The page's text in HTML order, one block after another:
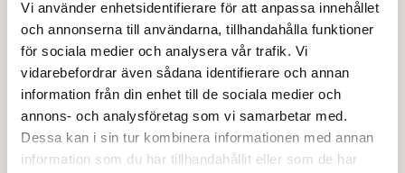
Vi använder enhetsidentifierare för att anpassa innehållet
och annonserna till användarna, tillhandahålla funktioner
för sociala medier och analysera vår trafik. Vi
vidarebefordrar även sådana identifierare och annan
information från din enhet till de sociala medier och
annons- och analysföretag som vi samarbetar med.
Dessa kan i sin tur kombinera informationen med annan
information som du har tillhandahållit eller som de har
Poddtips för hästälskare –
perfekt sällskap i hängmattan i
sommar
Oavsett om du kopplar av i hängmattan, kör en lång
biltur eller pysslar i stallet är en bra podd det
perfekta sällskapet. Här har vi samlat några tips för
dig som vill inspireras, lära dig mer eller bara njuta